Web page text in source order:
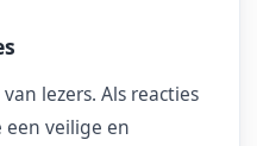
lezers. Als reacties
een veilige en